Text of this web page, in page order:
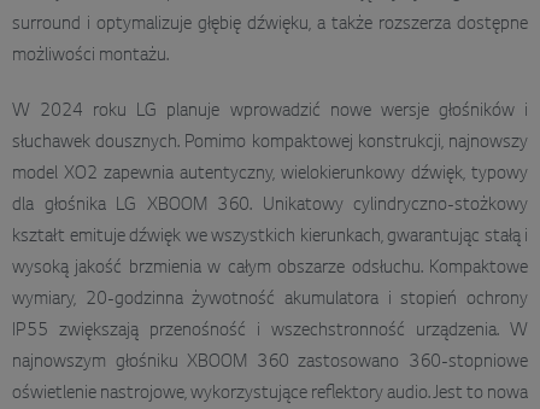
surround i optymalizuje głębię dźwięku, a także rozszerza dostępne
możliwości montażu.
W 2024 roku LG planuje wprowadzić nowe wersje głośników i
słuchawek dousznych. Pomimo kompaktowej konstrukcji, najnowszy
model XO2 zapewnia autentyczny, wielokierunkowy dźwięk, typowy
dla głośnika LG XBOOM 360. Unikatowy cylindryczno-stożkowy
kształt emituje dźwięk we wszystkich kierunkach, gwarantując stałą i
wysoką jakość brzmienia w całym obszarze odsłuchu. Kompaktowe
wymiary, 20-godzinna żywotność akumulatora i stopień ochrony
IP55 zwiększają przenośność i wszechstronność urządzenia. W
najnowszym głośniku XBOOM 360 zastosowano 360-stopniowe
oświetlenie nastrojowe, wykorzystujące reflektory audio. Jest to nowa